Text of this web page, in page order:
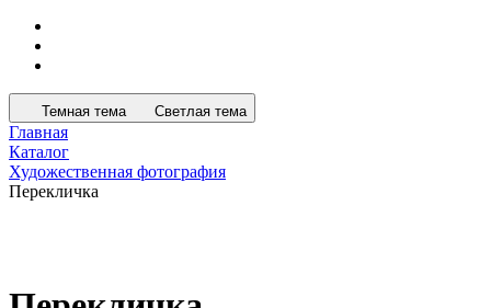
Темная тема Светлая тема
Главная
Каталог
Художественная фотография
Перекличка